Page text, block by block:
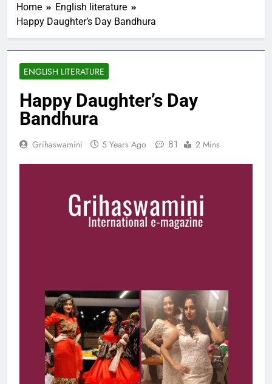
Home
English literature
Happy Daughter’s Day Bandhura
ENGLISH LITERATURE
Happy Daughter’s Day
Bandhura
Grihaswamini 5 Years Ago 81 2 Mins